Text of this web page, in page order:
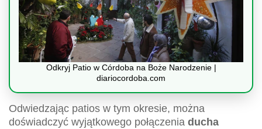
Odkryj Patio w Córdoba na Boże Narodzenie |
diariocordoba.com
Odwiedzając patios w tym okresie, można
doświadczyć wyjątkowego połączenia ducha